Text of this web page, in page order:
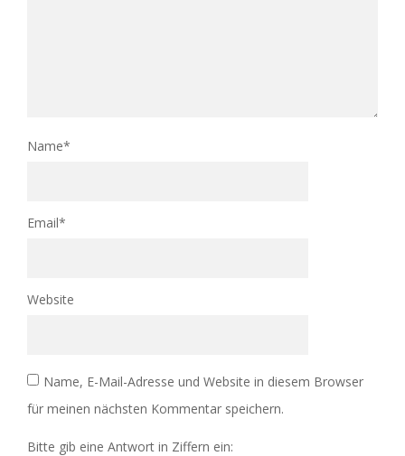
Name*
Email*
Website
Name, E-Mail-Adresse und Website in diesem Browser
für meinen nächsten Kommentar speichern.
Bitte gib eine Antwort in Ziffern ein: